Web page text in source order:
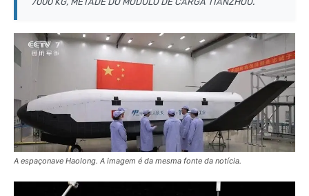
A espaçonave Haolong. A imagem é da mesma fonte da notícia.